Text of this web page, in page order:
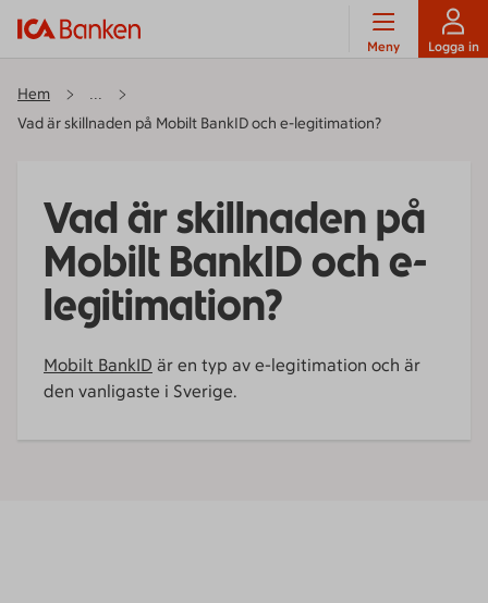
Meny Logga in
Hem ...
Vad är skillnaden på Mobilt BankID och e-legitimation?
Vad är skillnaden på
Mobilt BankID och e-
legitimation?
Mobilt BankID är en typ av e-legitimation och är
den vanligaste i Sverige.